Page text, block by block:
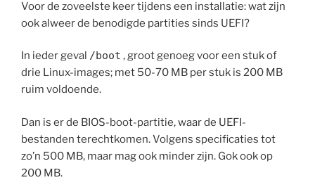
Voor de zoveelste keer tijdens een installatie: wat zijn
ook alweer de benodigde partities sinds UEFI?
In ieder geval /boot , groot genoeg voor een stuk of
drie Linux-images; met 50-70 MB per stuk is 200 MB
ruim voldoende.
Dan is er de BIOS-boot-partitie, waar de UEFI-
bestanden terechtkomen. Volgens specificaties tot
zo’n 500 MB, maar mag ook minder zijn. Gok ook op
200 MB.